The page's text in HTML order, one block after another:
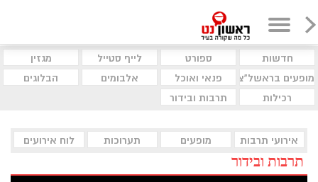
חדשות ספורט לייף סטייל
מגזין
מופעים בראשל"צ
פנאי ואוכל אלבומים
הבלוגים
רכילות
תרבות ובידור
אירועי תרבות מופעים תערוכות לוח אירועים
תרבות ובידור